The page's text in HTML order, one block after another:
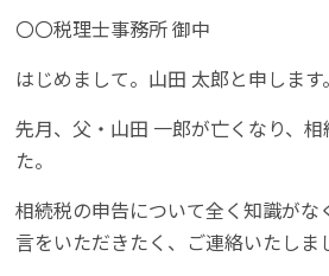
〇〇税理士事務所 御中
はじめまして。山田 太郎と申します。
先月、父・山田 一郎が亡くなり、
た。
相続税の申告について全く知識がな
言をいただきたく、ご連絡いたしま